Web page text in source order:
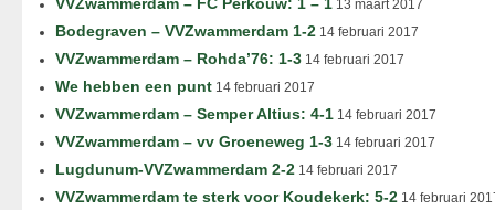
13 maart 2017
Bodegraven – VVZwammerdam 1-2 14 februari 2017
VVZwammerdam – Rohda’76: 1-3 14 februari 2017
We hebben een punt 14 februari 2017
VVZwammerdam – Semper Altius: 4-1 14 februari 2017
VVZwammerdam – vv Groeneweg 1-3 14 februari 2017
Lugdunum-VVZwammerdam 2-2 14 februari 2017
VVZwammerdam te sterk voor Koudekerk: 5-2 14 februari